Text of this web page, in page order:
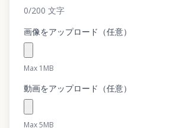
0/200 文字
画像をアップロード（任意）
Max 1MB
動画をアップロード（任意）
Max 5MB